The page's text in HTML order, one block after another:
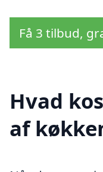
Få 3 tilbud,
Hvad
af